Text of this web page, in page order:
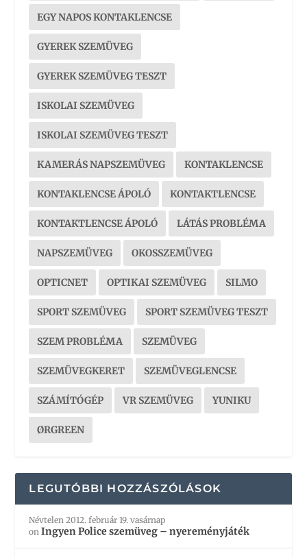
EGY NAPOS KONTAKLENCSE
GYEREK SZEMÜVEG
GYEREK SZEMÜVEG TESZT
ISKOLAI SZEMÜVEG
ISKOLAI SZEMÜVEG TESZT
KAMERÁS NAPSZEMÜVEG KONTAKLENCSE
KONTAKLENCSE ÁPOLÓ KONTAKTLENCSE
KONTAKTLENCSE ÁPOLÓ LÁTÁS PROBLÉMA
NAPSZEMÜVEG OKOSSZEMÜVEG
OPTICNET OPTIKAI SZEMÜVEG SILMO
SPORT SZEMÜVEG SPORT SZEMÜVEG TESZT
SZEM PROBLÉMA SZEMÜVEG
SZEMÜVEGKERET SZEMÜVEGLENCSE
SZÁMÍTÓGÉP VR SZEMÜVEG YUNIKU
ØRGREEN
LEGUTÓBBI HOZZÁSZÓLÁSOK
Névtelen 2012. február 19. vasárnap
onIngyen Police szemüveg – nyereményjáték